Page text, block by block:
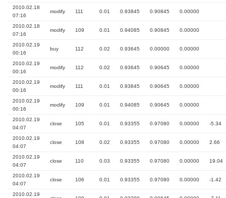
2010.02.18
07:16
modify 111 0.01 0.93845 0.90845 0.00000
2010.02.18
07:16
modify 109 0.01 0.94085 0.90845 0.00000
2010.02.19
00:16
buy 112 0.02 0.93645 0.00000 0.00000
2010.02.19
00:16
modify 112 0.02 0.93645 0.90645 0.00000
2010.02.19
00:16
modify 111 0.01 0.93845 0.90645 0.00000
2010.02.19
00:16
modify 109 0.01 0.94085 0.90645 0.00000
2010.02.19
04:07
close 105 0.01 0.93355 0.97080 0.00000 -5.34
2010.02.19
04:07
close 108 0.02 0.93355 0.97080 0.00000 2.66
2010.02.19
04:07
close 110 0.03 0.93355 0.97080 0.00000 19.04
2010.02.19
04:07
close 106 0.01 0.93355 0.97080 0.00000 -1.42
2010.02.19